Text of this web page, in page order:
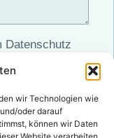
wir Technologien wie
oder darauf
können wir Daten
Datenschutz
in die